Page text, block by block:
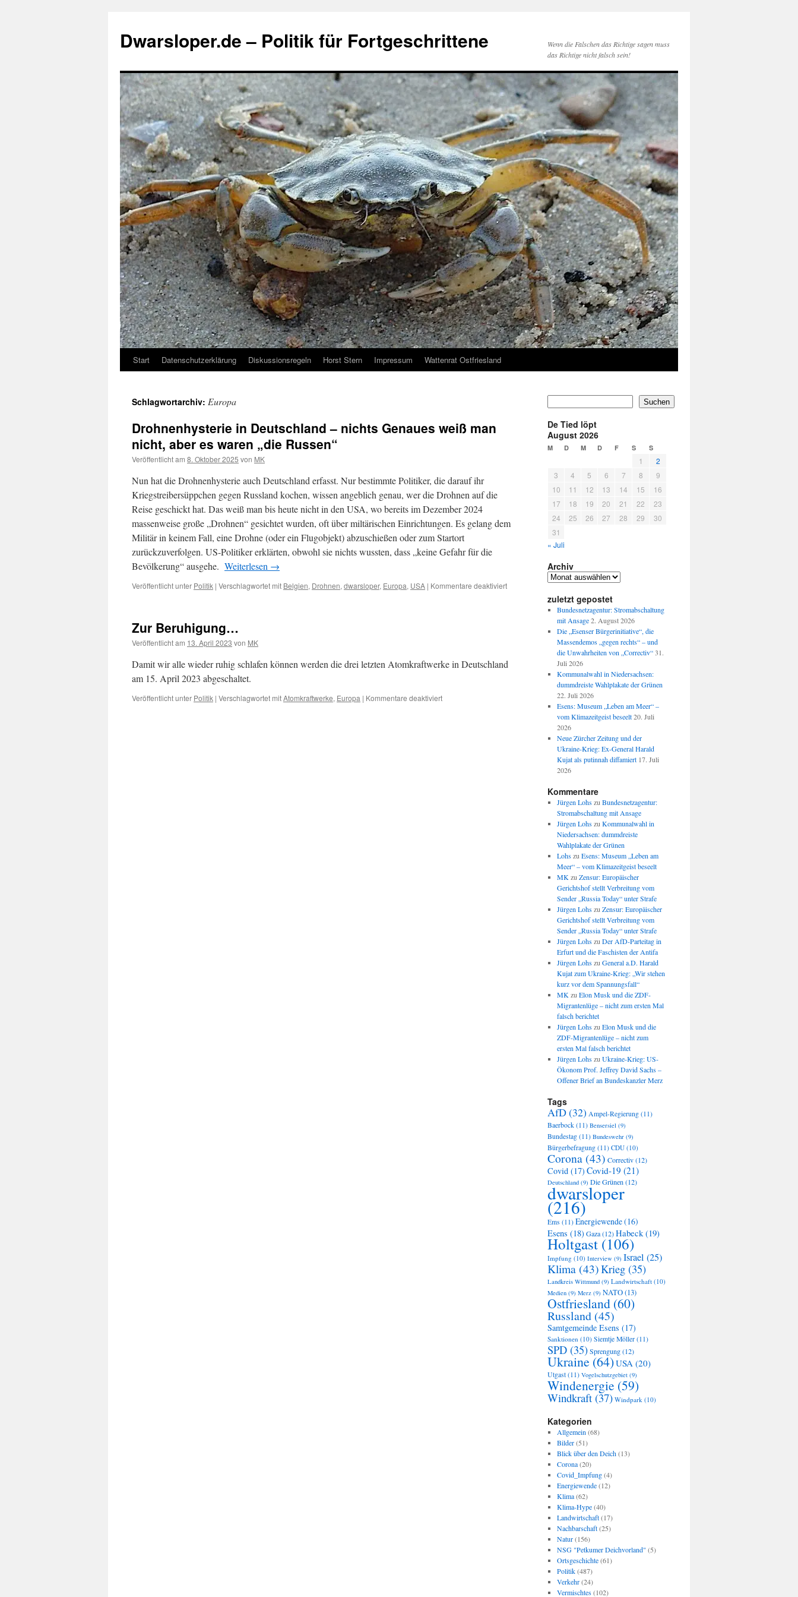
springen
Dwarsloper.de – Politik für Fortgeschrittene
Wenn die Falschen das Richtige sagen muss
das Richtige nicht falsch sein!
Start Datenschutzerklärung Diskussionsregeln Horst Stern Impressum Wattenrat Ostfriesland
Schlagwortarchiv: Europa
Drohnenhysterie in Deutschland – nichts Genaues weiß man
nicht, aber es waren „die Russen“
Veröffentlicht am 8. Oktober 2025 von MK
Nun hat die Drohnenhysterie auch Deutschland erfasst. Nur bestimmte Politiker, die darauf ihr
Kriegstreibersüppchen gegen Russland kochen, wissen angeblich genau, wer die Drohnen auf die
Reise geschickt hat. Das weiß man bis heute nicht in den USA, wo bereits im Dezember 2024
massenweise große „Drohnen“ gesichtet wurden, oft über miltärischen Einrichtungen. Es gelang dem
Militär in keinem Fall, eine Drohne (oder ein Flugobjekt) abzuschießen oder zum Startort
zurückzuverfolgen. US-Politiker erklärten, obwohl sie nichts wussten, dass „keine Gefahr für die
Bevölkerung“ ausgehe. Weiterlesen →
Veröffentlicht unter Politik | Verschlagwortet mit Belgien, Drohnen, dwarsloper, Europa, USA | Kommentare deaktiviertfür
Drohnenhysterie
weiß
man
Zur Beruhigung…
Veröffentlicht am 13. April 2023 von MK
Damit wir alle wieder ruhig schlafen können werden die drei letzten Atomkraftwerke in Deutschland
am 15. April 2023 abgeschaltet.
Veröffentlicht unter Politik | Verschlagwortet mitAtomkraftwerke, Europa | Kommentare deaktiviertfür
Suchen
De Tied löpt
August 2026
M D M D F S S
1
2
3
4 5 6 7 8
9
10
11 12 13 14 15
16
17
18 19 20 21 22
23
24
25 26 27 28 29
30
31
« Juli
Archiv
Archiv
zuletzt gepostet
Bundesnetzagentur: Stromabschaltung
mit Ansage 2. August 2026
Die „Esenser Bürgerinitiative“, die
Massendemos „gegen rechts“ – und
die Unwahrheiten von „Correctiv“ 31.
Juli 2026
Kommunalwahl in Niedersachsen:
dummdreiste Wahlplakate der Grünen
22. Juli 2026
Esens: Museum „Leben am Meer“ –
vom Klimazeitgeist beseelt 20. Juli
2026
Neue Zürcher Zeitung und der
Ukraine-Krieg: Ex-General Harald
Kujat als putinnah diffamiert 17. Juli
2026
Kommentare
Jürgen Lohszu Bundesnetzagentur:
Stromabschaltung mit Ansage
Jürgen Lohszu Kommunalwahl in
Niedersachsen: dummdreiste
Wahlplakate der Grünen
Lohszu Esens: Museum „Leben am
Meer“ – vom Klimazeitgeist beseelt
MK zu Zensur: Europäischer
Gerichtshof stellt Verbreitung vom
Sender „Russia Today“ unter Strafe
Jürgen Lohszu Zensur: Europäischer
Gerichtshof stellt Verbreitung vom
Sender „Russia Today“ unter Strafe
Jürgen Lohszu Der AfD-Parteitag in
Erfurt und die Faschisten der Antifa
Jürgen Lohszu General a.D. Harald
Kujat zum Ukraine-Krieg: „Wir stehen
kurz vor dem Spannungsfall“
MK zu Elon Musk und die ZDF-
Migrantenlüge – nicht zum ersten Mal
falsch berichtet
Jürgen Lohszu Elon Musk und die
ZDF-Migrantenlüge – nicht zum
ersten Mal falsch berichtet
Jürgen Lohszu Ukraine-Krieg: US-
Ökonom Prof. Jeffrey David Sachs –
Offener Brief an Bundeskanzler Merz
Tags
AfD(32) Ampel-Regierung (11)
Baerbock (11) Bensersiel (9)
Bundestag (11) Bundeswehr (9)
Bürgerbefragung (11) CDU (10)
Corona (43) Correctiv(12)
Covid (17) Covid-19 (21)
Deutschland (9) Die Grünen(12)
dwarsloper
(216)
Ems (11) Energiewende(16)
Esens (18)Gaza(12)Habeck(19)
Holtgast (106)
Impfung (10) Interview (9) Israel (25)
Klima (43)Krieg (35)
Landkreis Wittmund (9) Landwirtschaft (10)
Medien (9) Merz (9) NATO(13)
Ostfriesland (60)
Russland (45)
Samtgemeinde Esens (17)
Sanktionen (10) Siemtje Möller (11)
SPD (35)Sprengung(12)
Ukraine (64)USA (20)
Utgast (11) Vogelschutzgebiet (9)
Windenergie (59)
Windkraft (37) Windpark (10)
Kategorien
Allgemein (68)
Bilder(51)
Blick über den Deich(13)
Corona(20)
Covid_Impfung(4)
Energiewende(12)
Klima(62)
Klima-Hype(40)
Landwirtschaft(17)
Nachbarschaft(25)
Natur(156)
NSG "Petkumer Deichvorland" (5)
Ortsgeschichte(61)
Politik(487)
Verkehr(24)
Vermischtes(102)